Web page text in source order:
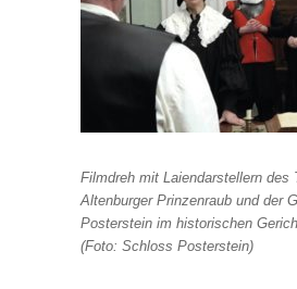
Filmdreh mit Laiendarstellern des
Altenburger Prinzenraub und der
Posterstein im historischen
(Foto: Schloss Posterstein)